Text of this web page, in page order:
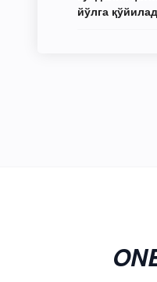
йўлга